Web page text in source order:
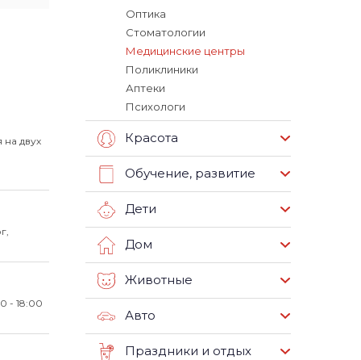
двух
- 18:00
Оптика
Стоматологии
Медицинские центры
Поликлиники
Аптеки
Психологи
Красота
Обучение, развитие
Дети
Дом
Животные
Авто
Праздники и отдых